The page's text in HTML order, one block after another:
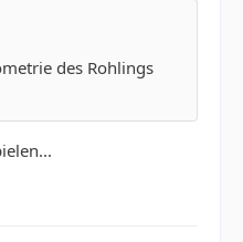
des Rohlings